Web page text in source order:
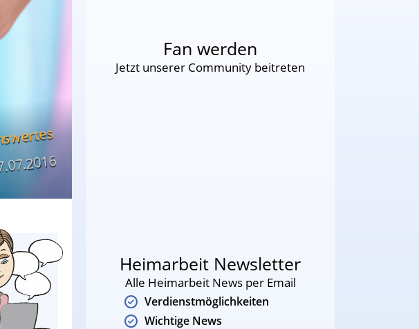
Fan werden
Jetzt unserer Community beitreten
Heimarbeit Newsletter
Alle Heimarbeit News per Email
Verdienstmöglichkeiten
Wichtige News